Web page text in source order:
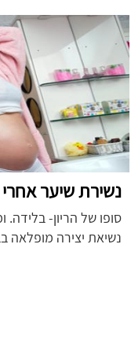
נשירת שיער
סופו של הריון-
נשיאת יצירה מופלאה בבטן 9 חודשים ולידה